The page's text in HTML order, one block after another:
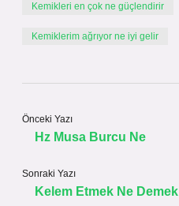
Kemikleri en çok ne güçlendirir
Kemiklerim ağrıyor ne iyi gelir
Önceki Yazı
Hz Musa Burcu Ne
Sonraki Yazı
Kelem Etmek Ne Demek